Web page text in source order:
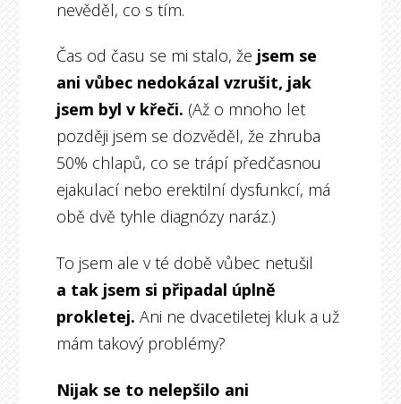
nevěděl, co s tím.
Čas od času se mi stalo, že jsem se
ani vůbec nedokázal vzrušit, jak
jsem byl v křeči. (Až o mnoho let
později jsem se dozvěděl, že zhruba
50% chlapů, co se trápí předčasnou
ejakulací nebo erektilní dysfunkcí, má
obě dvě tyhle diagnózy naráz.)
To jsem ale v té době vůbec netušil
a tak jsem si připadal úplně
prokletej. Ani ne dvacetiletej kluk a už
mám takový problémy?
Nijak se to nelepšilo ani